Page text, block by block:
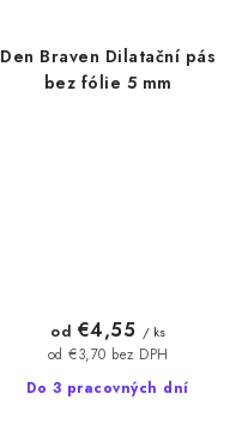
Den Braven Dilatační pás
bez fólie 5 mm
Do 3 pracovných dní
od €3,70 bez DPH
od €4,55 / ks